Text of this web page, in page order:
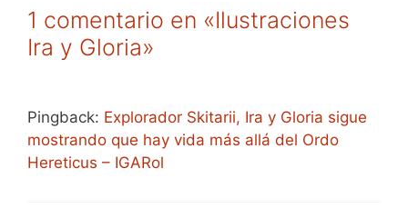
1 comentario en «Ilustraciones
Ira y Gloria»
Pingback: Explorador Skitarii, Ira y Gloria sigue
mostrando que hay vida más allá del Ordo
Hereticus – IGARol